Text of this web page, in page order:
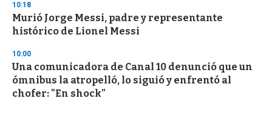
10:18
Murió Jorge Messi, padre y representante
histórico de Lionel Messi
10:00
Una comunicadora de Canal 10 denunció que un
ómnibus la atropelló, lo siguió y enfrentó al
chofer: "En shock"